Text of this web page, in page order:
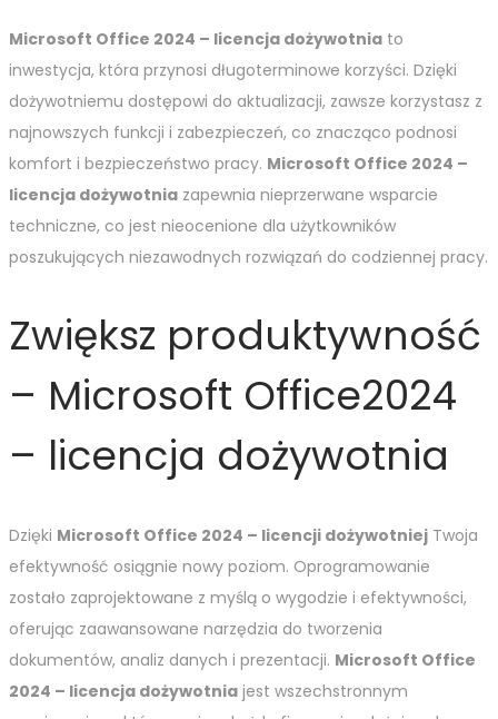
Microsoft Office 2024 – licencja dożywotnia to
inwestycja, która przynosi długoterminowe korzyści. Dzięki
dożywotniemu dostępowi do aktualizacji, zawsze korzystasz z
najnowszych funkcji i zabezpieczeń, co znacząco podnosi
komfort i bezpieczeństwo pracy. Microsoft Office 2024 –
licencja dożywotnia zapewnia nieprzerwane wsparcie
techniczne, co jest nieocenione dla użytkowników
poszukujących niezawodnych rozwiązań do codziennej pracy.
Zwiększ produktywność
– Microsoft Office2024
– licencja dożywotnia
Dzięki Microsoft Office 2024 – licencji dożywotniej Twoja
efektywność osiągnie nowy poziom. Oprogramowanie
zostało zaprojektowane z myślą o wygodzie i efektywności,
oferując zaawansowane narzędzia do tworzenia
dokumentów, analiz danych i prezentacji. Microsoft Office
2024 – licencja dożywotnia jest wszechstronnym